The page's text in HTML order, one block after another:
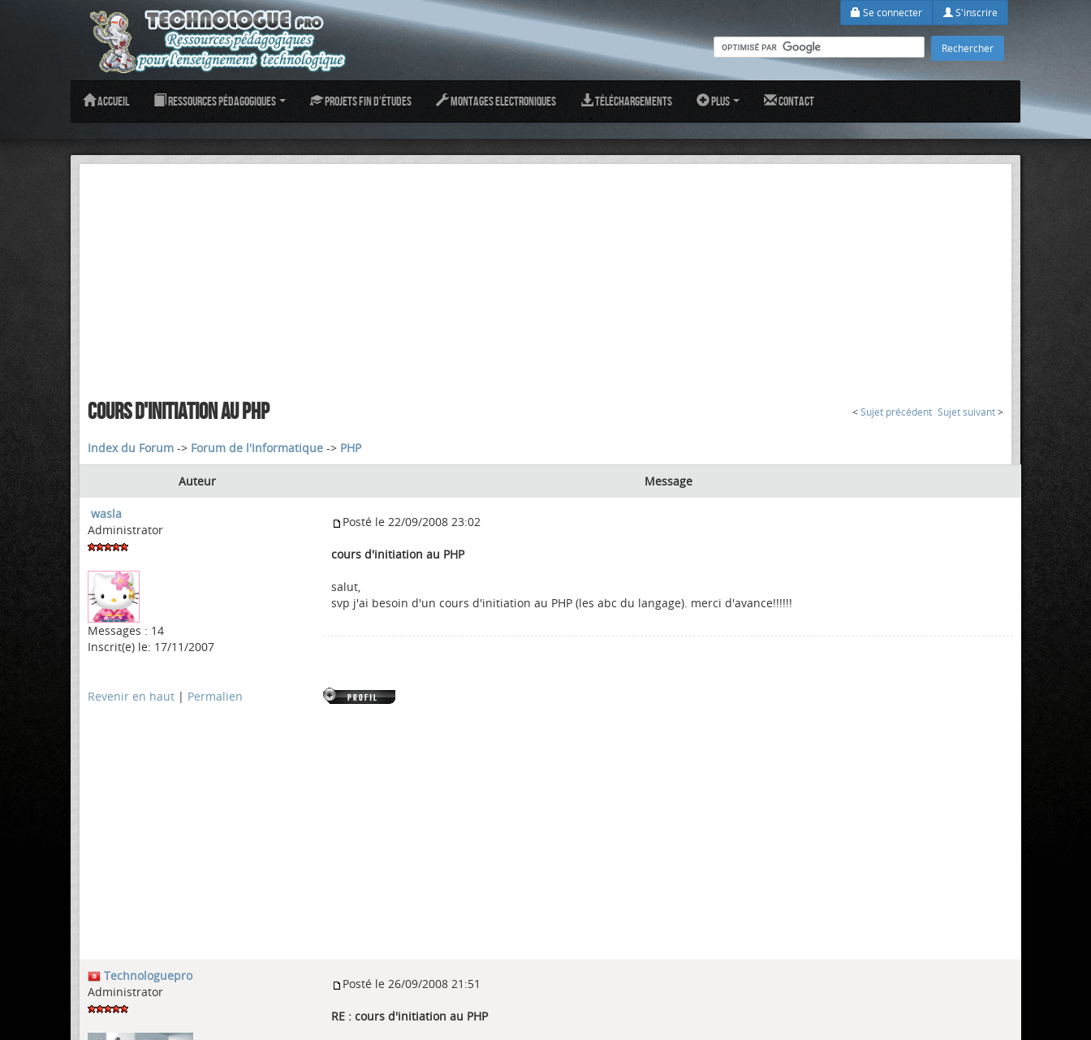
Se connecter S'inscrire
Accueil Ressources pédagogiques Projets fin d'études Montages Electroniques Téléchargements Plus Contact
COURS D'INITIATION AU PHP < Sujet précédent Sujet suivant >
Index du Forum -> Forum de l'Informatique -> PHP
Auteur Message
wasla
Administrator
Messages : 14
Inscrit(e) le: 17/11/2007
Posté le 22/09/2008 23:02
cours d'initiation au PHP
salut,
svp j'ai besoin d'un cours d'initiation au PHP (les abc du langage). merci d'avance!!!!!!
Revenir en haut | Permalien
Technologuepro
Administrator
Posté le 26/09/2008 21:51
RE : cours d'initiation au PHP